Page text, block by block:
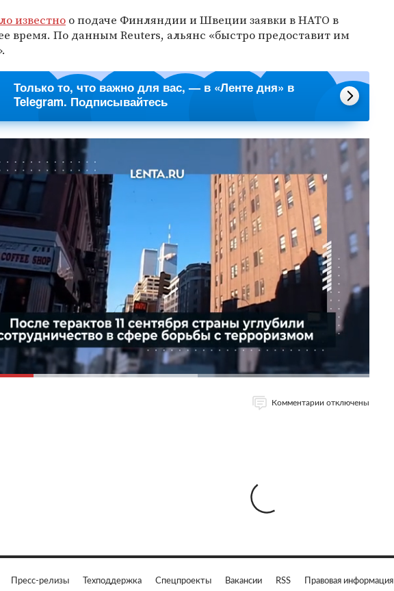
известно о подаче Финляндии и Швеции заявки в НАТО в
время. По данным Reuters, альянс «быстро предоставит им
Только то, что важно для вас, — в «Ленте дня» в
Telegram. Подписывайтесь
Комментарии отключены
Пресс-релизы Техподдержка Спецпроекты Вакансии RSS Правовая информация